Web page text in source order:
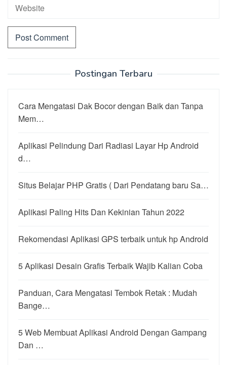
Postingan Terbaru
Cara Mengatasi Dak Bocor dengan Baik dan Tanpa
Mem…
Aplikasi Pelindung Dari Radiasi Layar Hp Android
d…
Situs Belajar PHP Gratis ( Dari Pendatang baru Sa…
Aplikasi Paling Hits Dan Kekinian Tahun 2022
Rekomendasi Aplikasi GPS terbaik untuk hp Android
5 Aplikasi Desain Grafis Terbaik Wajib Kalian Coba
Panduan, Cara Mengatasi Tembok Retak : Mudah
Bange…
5 Web Membuat Aplikasi Android Dengan Gampang
Dan …